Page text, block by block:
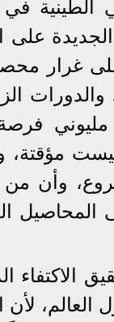
في
الجديدة
غرار
مؤقتة،
وأن من
الاكتفاء
لأن